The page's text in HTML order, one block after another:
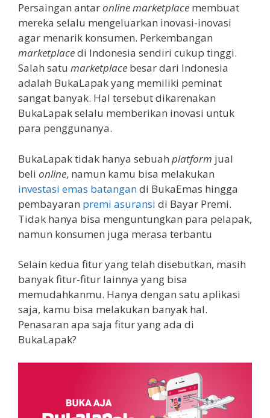
Persaingan antaronline marketplace membuat
mereka selalu mengeluarkan inovasi-inovasi
agar menarik konsumen. Perkembangan
marketplacedi Indonesia sendiri cukup tinggi.
Salah satu marketplace besar dari Indonesia
adalah BukaLapak yang memiliki peminat
sangat banyak. Hal tersebut dikarenakan
BukaLapak selalu memberikan inovasi untuk
para penggunanya.
BukaLapak tidak hanya sebuah platform jual
beli online, namun kamu bisa melakukan
investasi emas batangandi BukaEmas hingga
pembayaran premi asuransi di Bayar Premi.
Tidak hanya bisa menguntungkan para pelapak,
namun konsumen juga merasa terbantu
Selain kedua fitur yang telah disebutkan, masih
banyak fitur-fitur lainnya yang bisa
memudahkanmu. Hanya dengan satu aplikasi
saja, kamu bisa melakukan banyak hal.
Penasaran apa saja fitur yang ada di
BukaLapak?